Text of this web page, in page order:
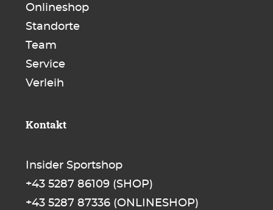
Onlineshop
Standorte
Team
Service
Verleih
Kontakt
Insider Sportshop
+43 5287 86109 (SHOP)
+43 5287 87336 (ONLINESHOP)